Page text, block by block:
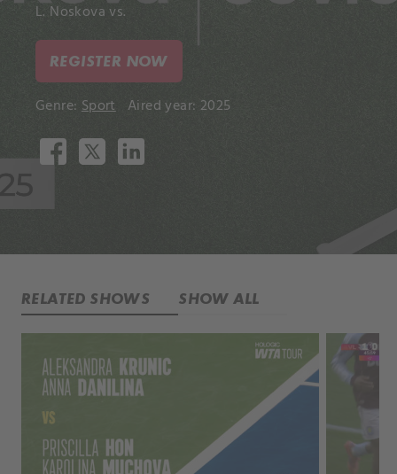
L. Noskova vs.
REGISTER NOW
Genre: Sport Aired year: 2025
RELATED SHOWS SHOW ALL